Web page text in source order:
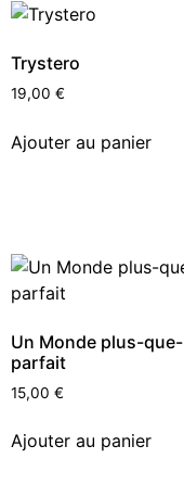
Trystero
19,00 €
Ajouter au panier
Un Monde plus-que-
parfait
15,00 €
Ajouter au panier